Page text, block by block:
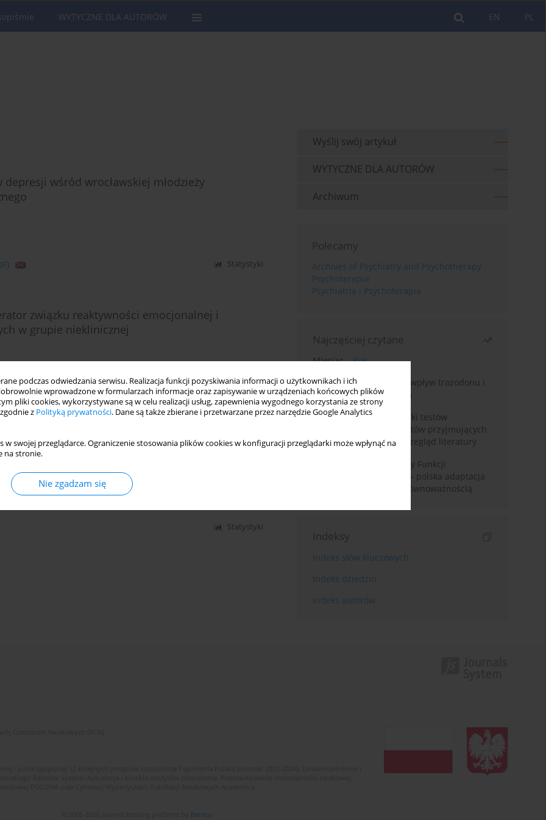
podczas odwiedzania serwisu. Realizacja funkcji pozyskiwania informacji o użytkownikach i ich
wprowadzone w formularzach informacje oraz zapisywanie w urządzeniach końcowych plików
pliki cookies, wykorzystywane są w celu realizacji usług, zapewnienia wygodnego korzystania ze strony
z Polityką prywatności. Dane są także zbierane i przetwarzane przez narzędzie Google Analytics
w swojej przeglądarce. Ograniczenie stosowania plików cookies w konfiguracji przeglądarki może wpłynąć na
na stronie.
Nie zgadzam się
PL
EN
WYTYCZNE DLA AUTORÓW
wśród wrocławskiej młodzieży
Statystyki
związku reaktywności emocjonalnej i
w grupie nieklinicznej
Statystyki
psychiatrycznej opieki zdrowotnej. EZOP
Statystyki
Wyślij swój artykuł
WYTYCZNE DLA AUTORÓW
Archiwum
Polecamy
Archives of Psychiatry and Psychotherapy
Psychoterapia
Psychiatria i Psychoterapia
Najczęściej czytane
Miesiąc
Rok
Leczenie bezsenności – wpływ trazodonu i
leków nasennych na sen
Fałszywie dodatnie wyniki testów
narkotykowych u pacjentów przyjmujących
leki psychotropowe – przegląd literatury
Montrealska Skala Oceny Funkcji
Poznawczych MoCA 7.2.– polska adaptacja
metody i badania nad równoważnością
Indeksy
Indeks słów kluczowych
Indeks dziedzin
Indeks autorów
Bentus